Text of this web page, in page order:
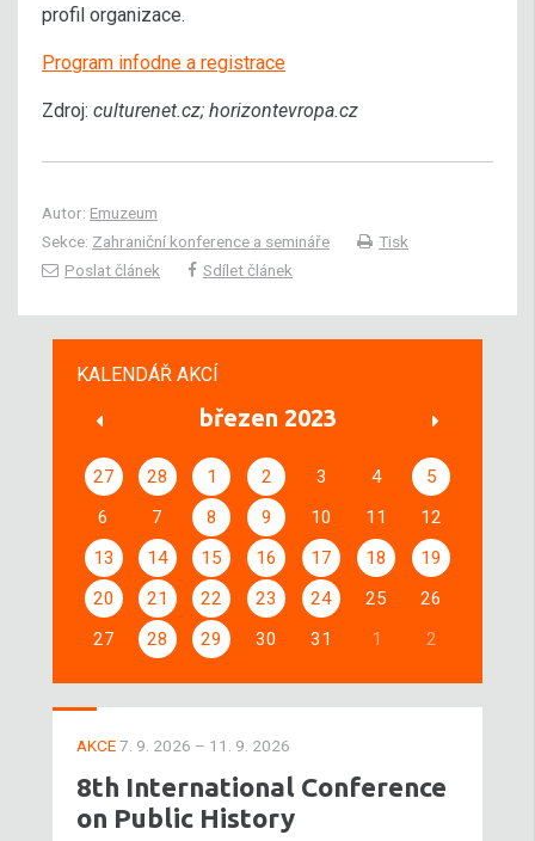
profil organizace.
Program infodne a registrace
Zdroj: culturenet.cz; horizontevropa.cz
Autor: Emuzeum
Sekce: Zahraniční konference a semináře
Tisk
Poslat článek
Sdílet článek
KALENDÁŘ AKCÍ
březen 2023
27 28 1 2 3 4
5
6
7 8 9 10 11
12
13
14 15 16 17 18
19
20
21 22 23 24 25
26
27
28 29 30 31 1 2
AKCE7. 9. 2026 – 11. 9. 2026
8th International Conference
on Public History